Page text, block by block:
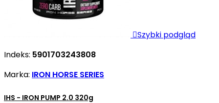
Szybki podgląd
Indeks: 5901703243808
Marka: IRON HORSE SERIES
IHS - IRON PUMP 2.0 320g